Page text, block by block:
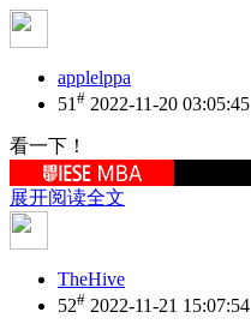
applelppa
51 # 2022-11-20 03:05:45
看一下！
展开阅读全文
TheHive
52# 2022-11-21 15:07:54